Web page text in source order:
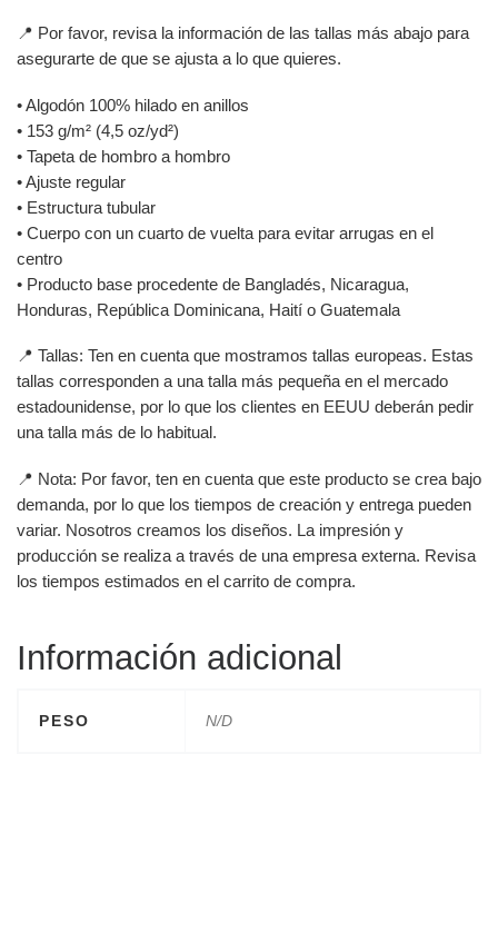
📍 Por favor, revisa la información de las tallas más abajo para
asegurarte de que se ajusta a lo que quieres.
• Algodón 100% hilado en anillos
• 153 g/m² (4,5 oz/yd²)
• Tapeta de hombro a hombro
• Ajuste regular
• Estructura tubular
• Cuerpo con un cuarto de vuelta para evitar arrugas en el
centro
• Producto base procedente de Bangladés, Nicaragua,
Honduras, República Dominicana, Haití o Guatemala
📍 Tallas: Ten en cuenta que mostramos tallas europeas. Estas
tallas corresponden a una talla más pequeña en el mercado
estadounidense, por lo que los clientes en EEUU deberán pedir
una talla más de lo habitual.
📍 Nota: Por favor, ten en cuenta que este producto se crea bajo
demanda, por lo que los tiempos de creación y entrega pueden
variar. Nosotros creamos los diseños. La impresión y
producción se realiza a través de una empresa externa. Revisa
los tiempos estimados en el carrito de compra.
Información adicional
PESO N/D